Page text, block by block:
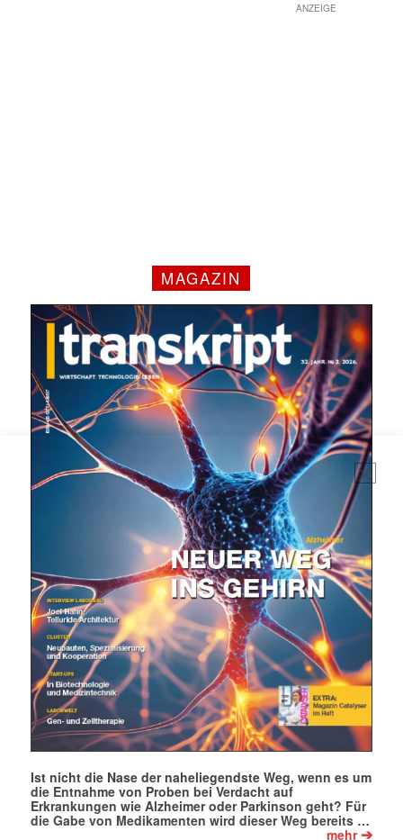
Mit dem |transkript-Newsletter
jede Woche aktuell informiert.
Mail
(erforderlich)
ANZEIGE
MAGAZIN
Ist nicht die Nase der naheliegendste Weg, wenn es um
die Entnahme von Proben bei Verdacht auf
Erkrankungen wie Alzheimer oder Parkinson geht? Für
die Gabe von Medikamenten wird dieser Weg bereits …
mehr➔